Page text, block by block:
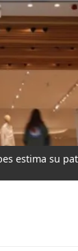
estima su